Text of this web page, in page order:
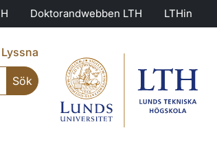
Doktorandwebben LTH LTHin
Lyssna